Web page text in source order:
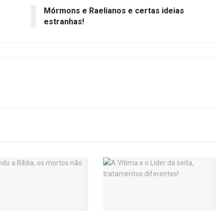
Mórmons e Raelianos e certas ideias
estranhas!